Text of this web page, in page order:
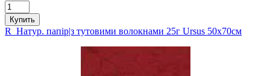
Купить
R Натур. папір|з тутовими волокнами 25г Ursus 50х70см